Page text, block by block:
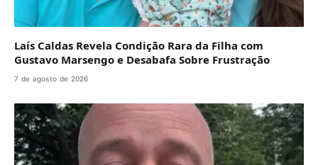
Laís Caldas Revela Condição Rara da Filha com
Gustavo Marsengo e Desabafa Sobre Frustração
7 de agosto de 2026